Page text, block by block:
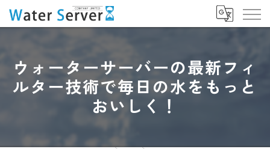
ウォーターサーバーの最新フィ
ルター技術で毎日の水をもっと
おいしく！